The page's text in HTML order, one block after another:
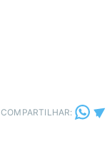
COMPARTILHAR: